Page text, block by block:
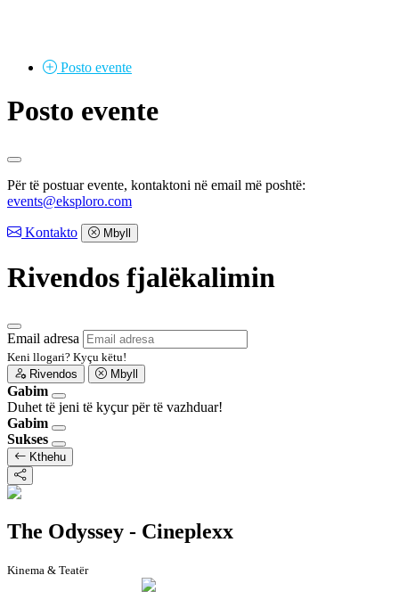
Posto evente
Posto evente
Për të postuar evente, kontaktoni në email më poshtë:
events@eksploro.com
Kontakto Mbyll
Rivendos fjalëkalimin
Email adresa
Keni llogari? Kyçu këtu!
Rivendos
Mbyll
Gabim
Duhet të jeni të kyçur për të vazhduar!
Gabim
Sukses
Kthehu
The Odyssey - Cineplexx
Kinema & Teatër